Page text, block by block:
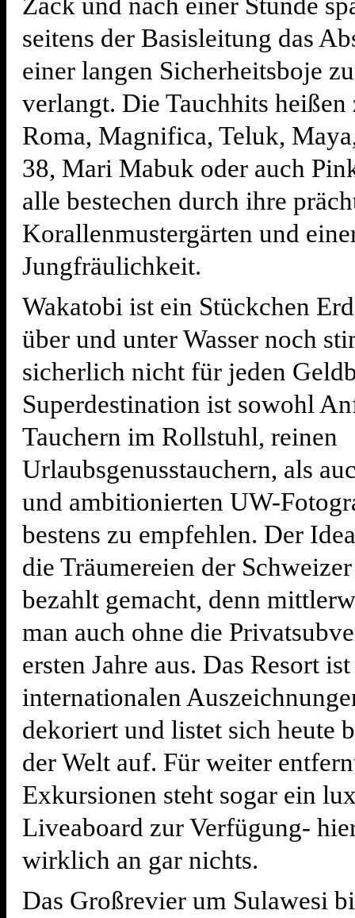
seitens der Basisleitung das
einer langen Sicherheitsboje
verlangt. Die Tauchhits
Roma, Magnifica, Teluk,
38, Mari Mabuk oder auch
alle bestechen durch ihre
Korallenmustergärten und
Jungfräulichkeit.
Wakatobi ist ein Stückchen
über und unter Wasser noch
sicherlich nicht für jeden
Superdestination ist sowohl
Tauchern im Rollstuhl, reinen
Urlaubsgenusstauchern, als
und ambitionierten UW-
bestens zu empfehlen. Der
die Träumereien der
bezahlt gemacht, denn
man auch ohne die
ersten Jahre aus. Das Resort
internationalen
dekoriert und listet sich heute
der Welt auf. Für weiter
Exkursionen steht sogar ein
Liveaboard zur Verfügung-
wirklich an gar nichts.
Das Großrevier um Sulawesi